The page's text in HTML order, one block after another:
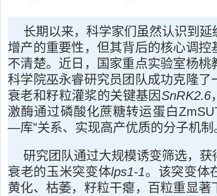
长期以来，科学家们虽然认识到
增产的重要性，但其背后的核心调控
不清楚。近日，国家重点实验室杨桃
科学院巫永睿研究员团队成功克隆了
衰老和籽粒灌浆的关键基因SnRK2.6
激酶通过磷酸化蔗糖转运蛋白
—库”关系、实现高产优质的分子机制
研究团队通过大规模诱变筛选，
衰老的玉米突变体lps1-1。该突变体
黄化、枯萎，籽粒干瘪，百粒重显著